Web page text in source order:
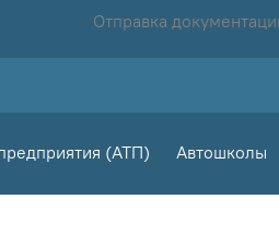
Отправка
(АТП) Автошколы